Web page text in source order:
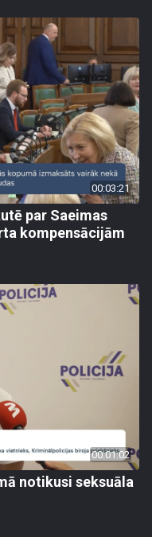
00:03:21
par Saeimas
kompensācijām
00:01:02
notikusi seksuāla